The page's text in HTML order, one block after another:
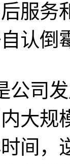
服务
认倒
司发
大规
间，